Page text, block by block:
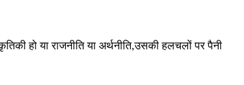
हो या राजनीति या अर्थनीति,उसकी हलचलों पर पैनी